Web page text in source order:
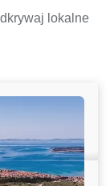
lokalne